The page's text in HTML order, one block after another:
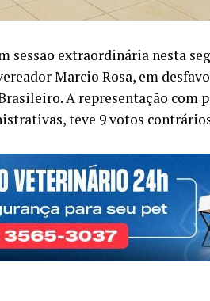
sessão extraordinária nesta
Marcio Rosa, em
A representação com
teve 9 votos